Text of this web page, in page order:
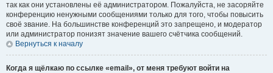
так как они установлены её администратором. Пожалуйста, не засоряйте
конференцию ненужными сообщениями только для того, чтобы повысить
своё звание. На большинстве конференций это запрещено, и модератор
или администратор понизят значение вашего счётчика сообщений.
Вернуться к началу
Когда я щёлкаю по ссылке «email», от меня требуют войти на